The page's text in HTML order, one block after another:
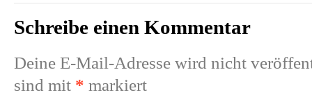
Schreibe einen Kommentar
Deine E-Mail-Adresse wird nicht
sind mit * markiert